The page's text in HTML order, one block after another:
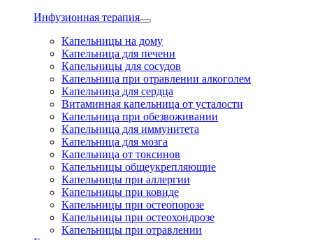
Инфузионная терапия
Капельницы на дому
Капельница для печени
Капельницы для сосудов
Капельница при отравлении алкоголем
Капельница для сердца
Витаминная капельница от усталости
Капельница при обезвоживании
Капельница для иммунитета
Капельница для мозга
Капельница от токсинов
Капельницы общеукрепляющие
Капельницы при аллергии
Капельницы при ковиде
Капельницы при остеопорозе
Капельницы при остеохондрозе
Капельницы при отравлении